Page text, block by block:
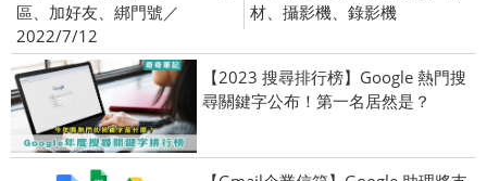
區、加好友、綁門號／
2022/7/12
材、攝影機、錄影機
【2023 搜尋排行榜】Google 熱門搜
尋關鍵字公布！第一名居然是？